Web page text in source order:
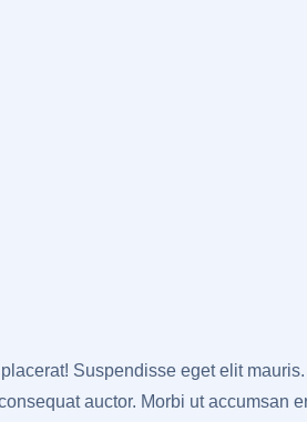
Suspendisse eget elit
auctor. Morbi ut accumsan